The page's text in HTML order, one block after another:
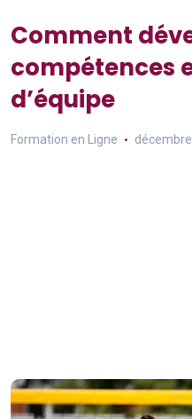
Comment
compétences
d’équipe
Formation en Ligne